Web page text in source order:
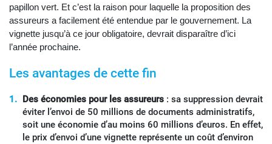
papillon vert. Et c’est la raison pour laquelle la proposition des
assureurs a facilement été entendue par le gouvernement. La
vignette jusqu’à ce jour obligatoire, devrait disparaître d’ici
l’année prochaine.
Les avantages de cette fin
Des économies pour les assureurs : sa suppression devrait
éviter l’envoi de 50 millions de documents administratifs,
soit une économie d’au moins 60 millions d’euros. En effet,
le prix d’envoi d’une vignette représente un coût d’environ